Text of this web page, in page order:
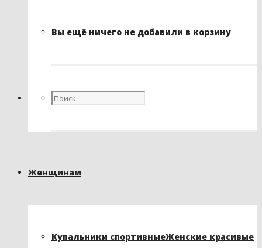
Вы ещё ничего не добавили в корзину
Женщинам
Купальники спортивныеЖенские красивые